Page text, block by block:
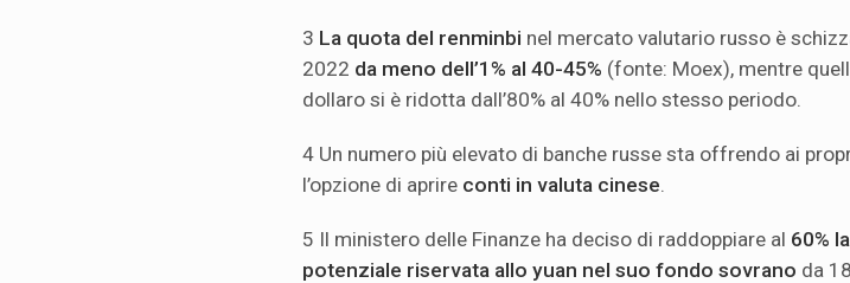
3 La quota del renminbi nel mercato valutario russo è
2022 da meno dell’1% al 40-45% (fonte: Moex), mentre
dollaro si è ridotta dall’80% al 40% nello stesso periodo.
4 Un numero più elevato di banche russe sta offrendo ai
l’opzione di aprire conti in valuta cinese
5 Il ministero delle Finanze ha deciso di raddoppiare al 60%
potenziale riservata allo yuan nel suo fondo sovrano da